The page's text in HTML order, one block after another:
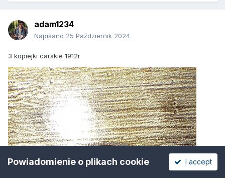
adam1234
Napisano 25 Październik 2024
3 kopiejki carskie 1912r
Powiadomienie o plikach cookie I accept